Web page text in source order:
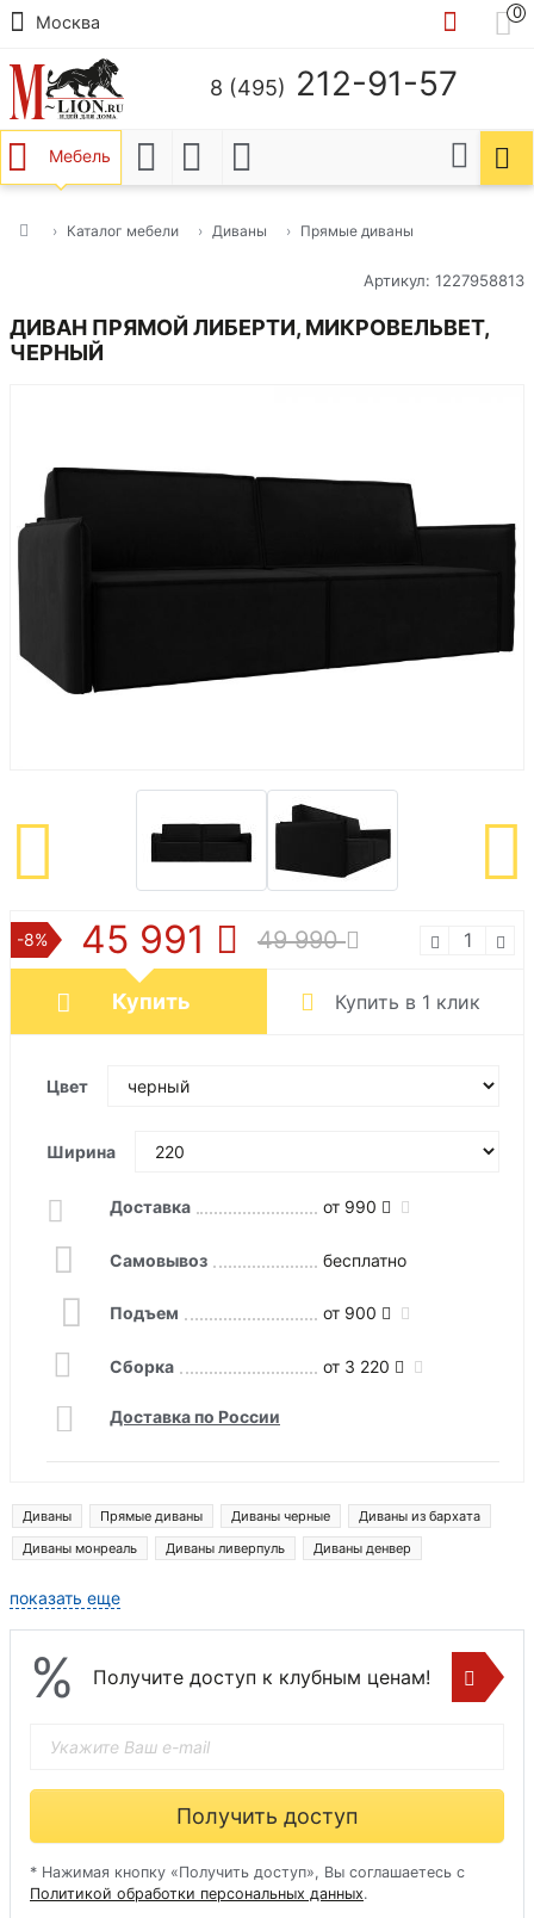
Москва
0
8 (495) 212-91-57
Мебель
Каталог мебели Диваны Прямые диваны
Артикул: 1227958813
ДИВАН ПРЯМОЙ ЛИБЕРТИ, МИКРОВЕЛЬВЕТ,
ЧЕРНЫЙ
-8% 45 991 49 990
Купить Купить в 1 клик
Цвет
Ширина
Доставка от 990
Самовывоз бесплатно
Подъем от 900
Сборка от 3 220
Доставка по России
Диваны Прямые диваны Диваны черные
Диваны из бархата
Диваны монреаль
Диваны ливерпуль
Диваны денвер
показать еще
% Получите доступ к клубным ценам!
Получить доступ
* Нажимая кнопку «Получить доступ», Вы соглашаетесь с
Политикой обработки персональных данных.